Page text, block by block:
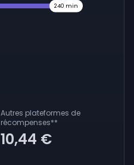
240 min
Autres plateformes de
récompenses**
10,44 €